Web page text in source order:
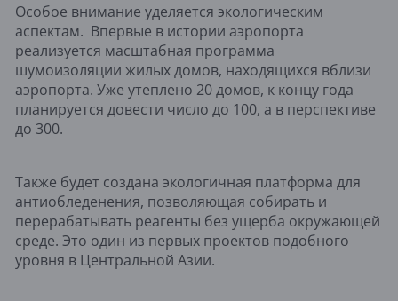
Особое внимание уделяется экологическим
аспектам. Впервые в истории аэропорта
реализуется масштабная программа
шумоизоляции жилых домов, находящихся вблизи
аэропорта. Уже утеплено 20 домов, к концу года
планируется довести число до 100, а в перспективе
до 300.
Также будет создана экологичная платформа для
антиобледенения, позволяющая собирать и
перерабатывать реагенты без ущерба окружающей
среде. Это один из первых проектов подобного
уровня в Центральной Азии.